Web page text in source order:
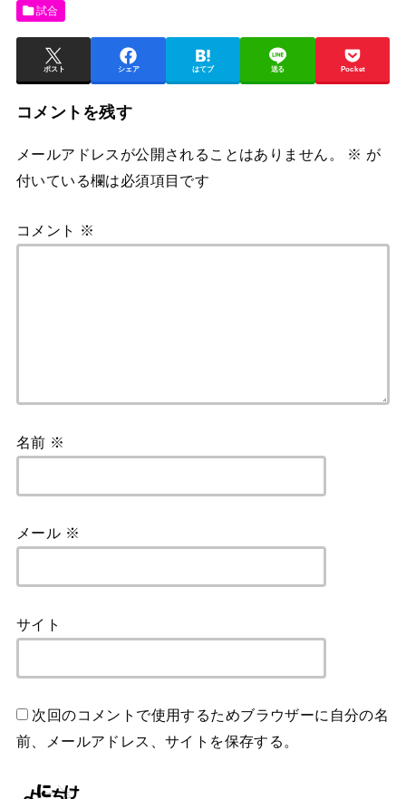
試合
ポスト シェア はてブ 送る Pocket
コメントを残す
メールアドレスが公開されることはありません。 ※ が
付いている欄は必須項目です
コメント ※
名前 ※
メール ※
サイト
次回のコメントで使用するためブラウザーに自分の名
前、メールアドレス、サイトを保存する。